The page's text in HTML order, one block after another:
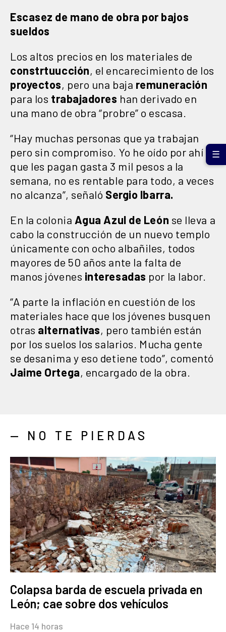
Escasez de mano de obra por bajos
sueldos
Los altos precios en los materiales de
constrtuucción, el encarecimiento de los
proyectos, pero una baja remuneración
para los trabajadores han derivado en
una mano de obra “probre” o escasa.
“Hay muchas personas que ya trabajan
pero sin compromiso. Yo he oído por ahí
que les pagan gasta 3 mil pesos a la
semana, no es rentable para todo, a veces
no alcanza”, señaló Sergio Ibarra.
En la colonia Agua Azul de León se lleva a
cabo la construcción de un nuevo templo
únicamente con ocho albañiles, todos
mayores de 50 años ante la falta de
manos jóvenes interesadas por la labor.
“A parte la inflación en cuestión de los
materiales hace que los jóvenes busquen
otras alternativas, pero también están
por los suelos los salarios. Mucha gente
se desanima y eso detiene todo”, comentó
Jaime Ortega, encargado de la obra.
— NO TE PIERDAS
Colapsa barda de escuela privada en
León; cae sobre dos vehículos
Hace 14 horas
☰